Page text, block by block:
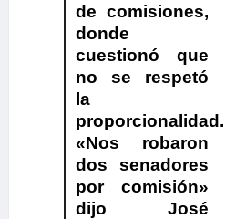
de comisiones,
donde
cuestionó que
no se respetó
la
proporcionalidad.
«Nos robaron
dos senadores
por comisión»
dijo José